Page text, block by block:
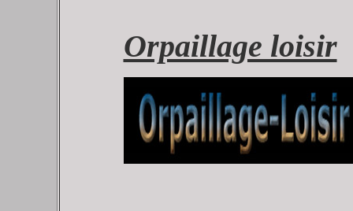
Orpaillage loisir